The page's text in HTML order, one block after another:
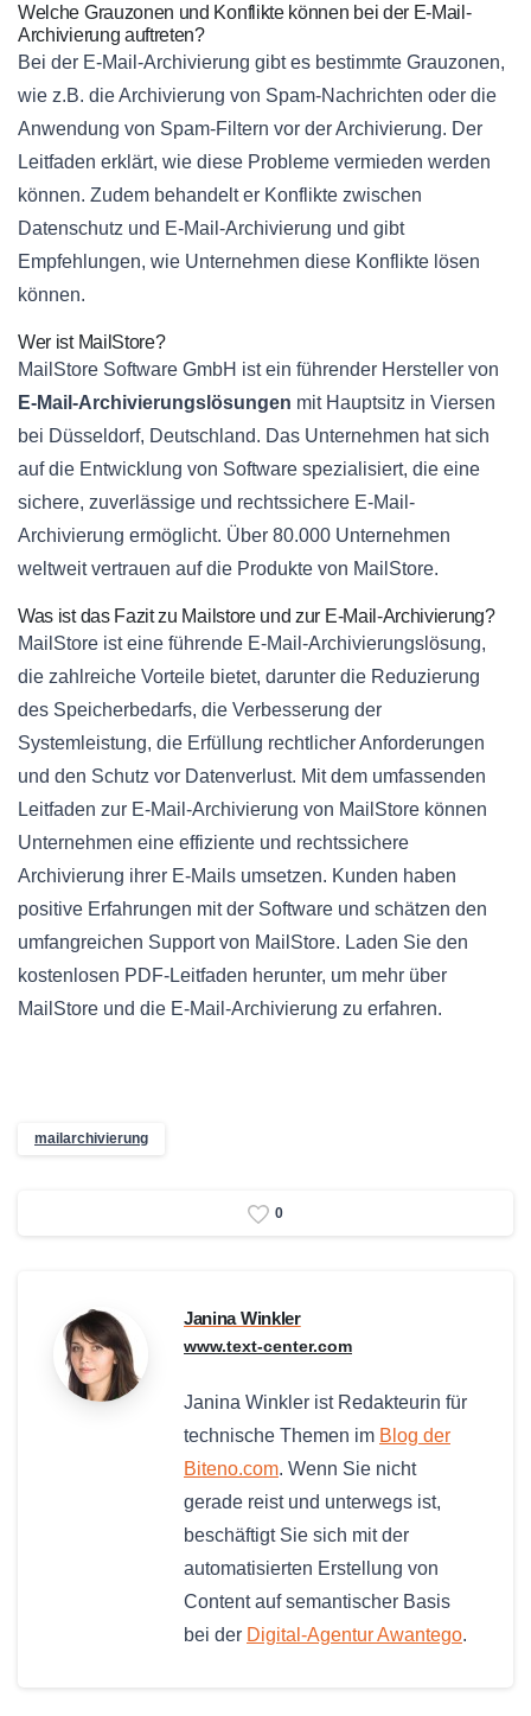
Welche Grauzonen und Konflikte können bei der E-Mail-
Archivierung auftreten?
Bei der E-Mail-Archivierung gibt es bestimmte Grauzonen,
wie z.B. die Archivierung von Spam-Nachrichten oder die
Anwendung von Spam-Filtern vor der Archivierung. Der
Leitfaden erklärt, wie diese Probleme vermieden werden
können. Zudem behandelt er Konflikte zwischen
Datenschutz und E-Mail-Archivierung und gibt
Empfehlungen, wie Unternehmen diese Konflikte lösen
können.
Wer ist MailStore?
MailStore Software GmbH ist ein führender Hersteller von
E-Mail-Archivierungslösungen mit Hauptsitz in Viersen
bei Düsseldorf, Deutschland. Das Unternehmen hat sich
auf die Entwicklung von Software spezialisiert, die eine
sichere, zuverlässige und rechtssichere E-Mail-
Archivierung ermöglicht. Über 80.000 Unternehmen
weltweit vertrauen auf die Produkte von MailStore.
Was ist das Fazit zu Mailstore und zur E-Mail-Archivierung?
MailStore ist eine führende E-Mail-Archivierungslösung,
die zahlreiche Vorteile bietet, darunter die Reduzierung
des Speicherbedarfs, die Verbesserung der
Systemleistung, die Erfüllung rechtlicher Anforderungen
und den Schutz vor Datenverlust. Mit dem umfassenden
Leitfaden zur E-Mail-Archivierung von MailStore können
Unternehmen eine effiziente und rechtssichere
Archivierung ihrer E-Mails umsetzen. Kunden haben
positive Erfahrungen mit der Software und schätzen den
umfangreichen Support von MailStore. Laden Sie den
kostenlosen PDF-Leitfaden herunter, um mehr über
MailStore und die E-Mail-Archivierung zu erfahren.
mailarchivierung
0
Janina Winkler
www.text-center.com
Janina Winkler ist Redakteurin für
technische Themen im Blog der
Biteno.com. Wenn Sie nicht
gerade reist und unterwegs ist,
beschäftigt Sie sich mit der
automatisierten Erstellung von
Content auf semantischer Basis
bei der Digital-Agentur Awantego.